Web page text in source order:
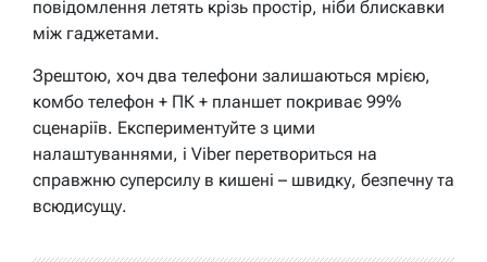
повідомлення летять крізь простір, ніби блискавки
між гаджетами.
Зрештою, хоч два телефони залишаються мрією,
комбо телефон + ПК + планшет покриває 99%
сценаріїв. Експериментуйте з цими
налаштуваннями, і Viber перетвориться на
справжню суперсилу в кишені – швидку, безпечну та
всюдисущу.